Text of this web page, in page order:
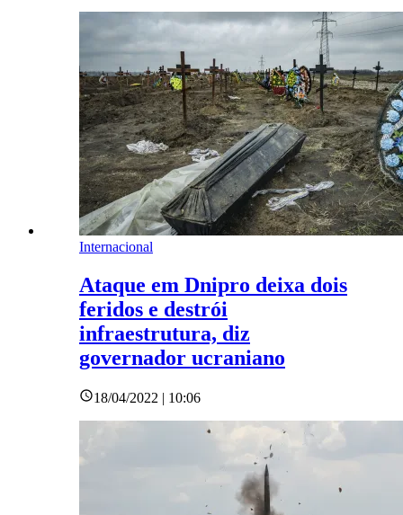
Internacional
Ataque em Dnipro deixa dois
feridos e destrói
infraestrutura, diz
governador ucraniano
18/04/2022 | 10:06